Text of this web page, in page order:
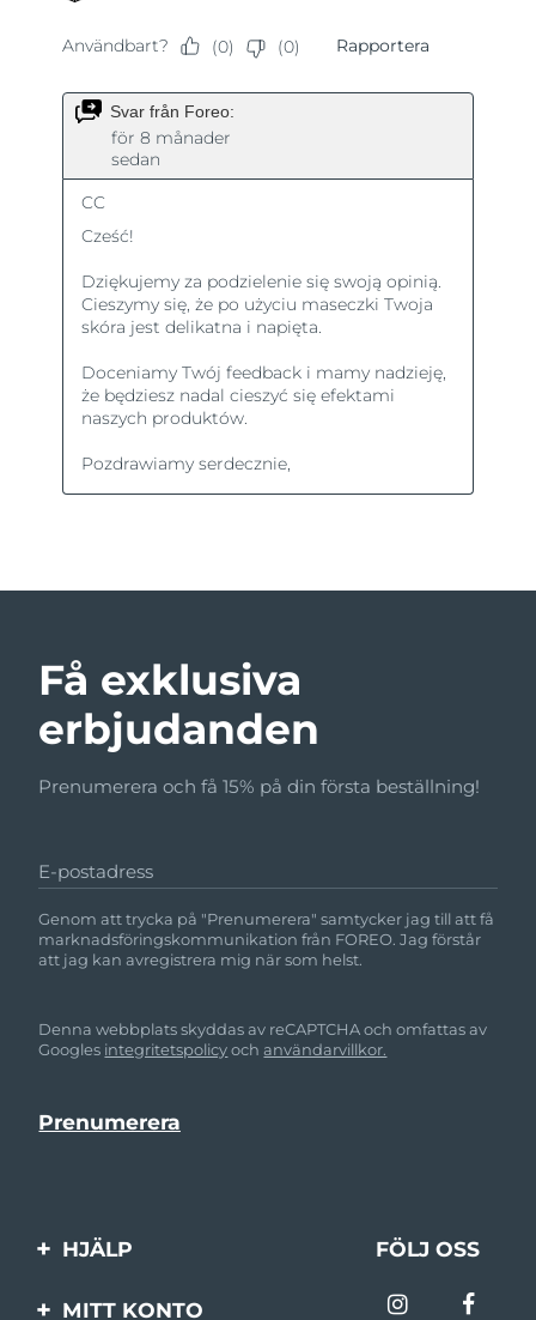
Få exklusiva
erbjudanden
Prenumerera och få 15% på din första beställning!
E-postadress
Genom att trycka på "Prenumerera" samtycker jag till att få
marknadsföringskommunikation från FOREO. Jag förstår
att jag kan avregistrera mig när som helst.
Denna webbplats skyddas av reCAPTCHA och omfattas av
Googles integritetspolicyochanvändarvillkor.
HJÄLP
Kontakta oss
FÖLJ OSS
MITT KONTO